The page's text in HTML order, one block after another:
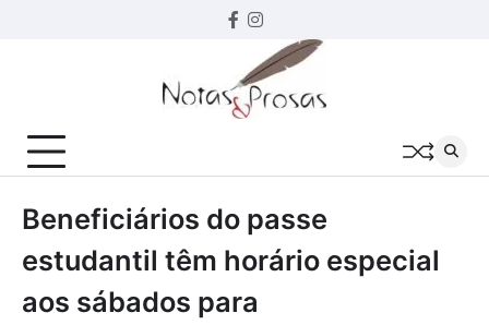
Facebook
instagram
Beneficiários do passe
estudantil têm horário especial
aos sábados para